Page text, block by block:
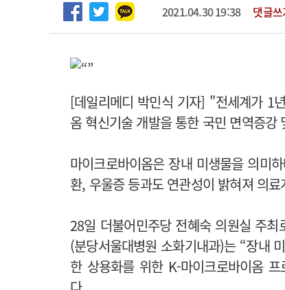
2021.04.30 19:38 댓글쓰
[데일리메디 박민식 기자] "전세계가 1
옴 혁신기술 개발을 통한 국민 면역증
마이크로바이옴은 장내 미생물을 의미
환, 우울증 등과도 연관성이 밝혀져 의
28일 더불어민주당 전혜숙 의원실 주최
(분당서울대병원 소화기내과)는 “장내
한 상용화를 위한 K-마이크로바이옴